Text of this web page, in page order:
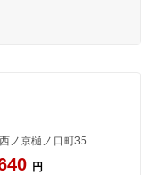
ノ京樋ノ口町35
円